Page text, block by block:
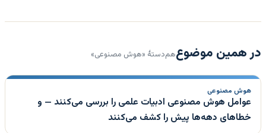
در همین موضوعهم‌دستهٔ «هوش مصنوعی»
هوش مصنوعی
عوامل هوش مصنوعی ادبیات علمی را بررسی می‌کنند — و
خطاهای دهه‌ها پیش را کشف می‌کنند